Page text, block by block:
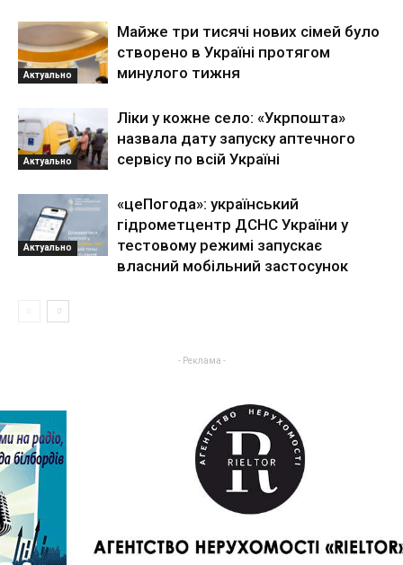
Актуально
Майже три тисячі нових сімей було
створено в Україні протягом
минулого тижня
Актуально
Ліки у кожне село: «Укрпошта»
назвала дату запуску аптечного
сервісу по всій Україні
Актуально
«цеПогода»: український
гідрометцентр ДСНС України у
тестовому режимі запускає
власний мобільний застосунок
- Реклама -